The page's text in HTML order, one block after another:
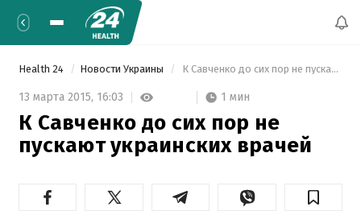
Health 24 Новости Украины К Савченко до сих пор не пускают украинских врачей
13 марта 2015, 16:03 1 мин
К Савченко до сих пор не
пускают украинских врачей